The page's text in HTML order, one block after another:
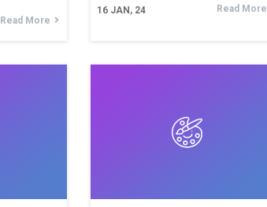
Read More
16 JAN, 24 Read More